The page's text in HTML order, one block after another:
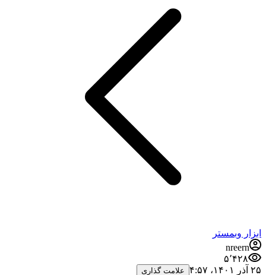
ابزار وبمستر
nreern
۵٬۴۲۸
۲۵ آذر ۱۴۰۱،‏ ۴:۵۷
علامت گذاری